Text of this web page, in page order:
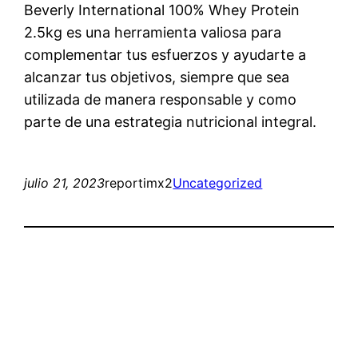
Beverly International 100% Whey Protein
2.5kg es una herramienta valiosa para
complementar tus esfuerzos y ayudarte a
alcanzar tus objetivos, siempre que sea
utilizada de manera responsable y como
parte de una estrategia nutricional integral.
julio 21, 2023reportimx2Uncategorized